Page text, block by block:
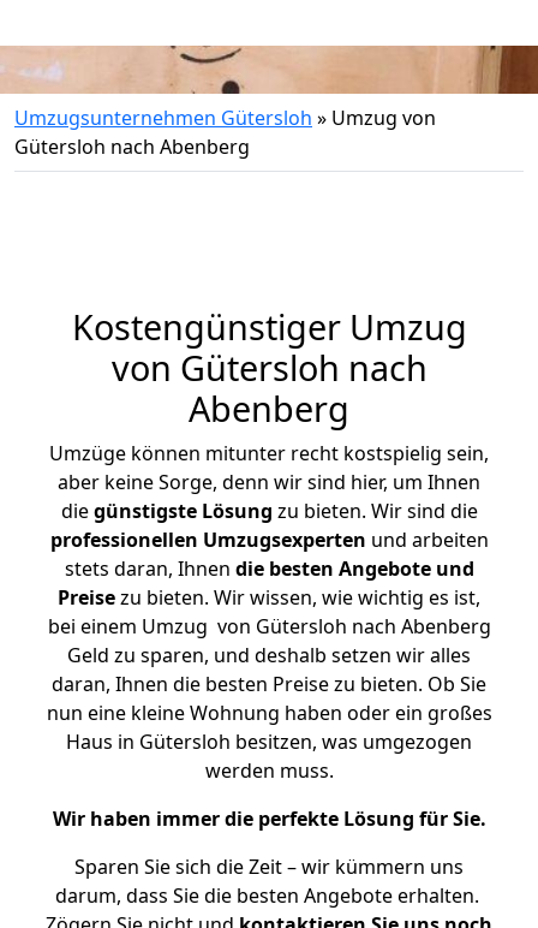
Umzugsunternehmen Gütersloh » Umzug von
Gütersloh nach Abenberg
Kostengünstiger Umzug
von Gütersloh nach
Abenberg
Umzüge können mitunter recht kostspielig sein,
aber keine Sorge, denn wir sind hier, um Ihnen
diegünstigste Lösung zu bieten. Wir sind die
professionellen Umzugsexperten und arbeiten
stets daran, Ihnen die besten Angebote und
Preisezu bieten. Wir wissen, wie wichtig es ist,
bei einem Umzug von Gütersloh nach Abenberg
Geld zu sparen, und deshalb setzen wir alles
daran, Ihnen die besten Preise zu bieten. Ob Sie
nun eine kleine Wohnung haben oder ein großes
Haus in Gütersloh besitzen, was umgezogen
werden muss.
Wir haben immer die perfekte Lösung für Sie.
Sparen Sie sich die Zeit – wir kümmern uns
darum, dass Sie die besten Angebote erhalten.